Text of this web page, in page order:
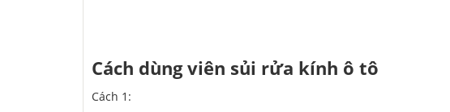
Cách dùng viên sủi rửa kính ô tô
Cách 1: